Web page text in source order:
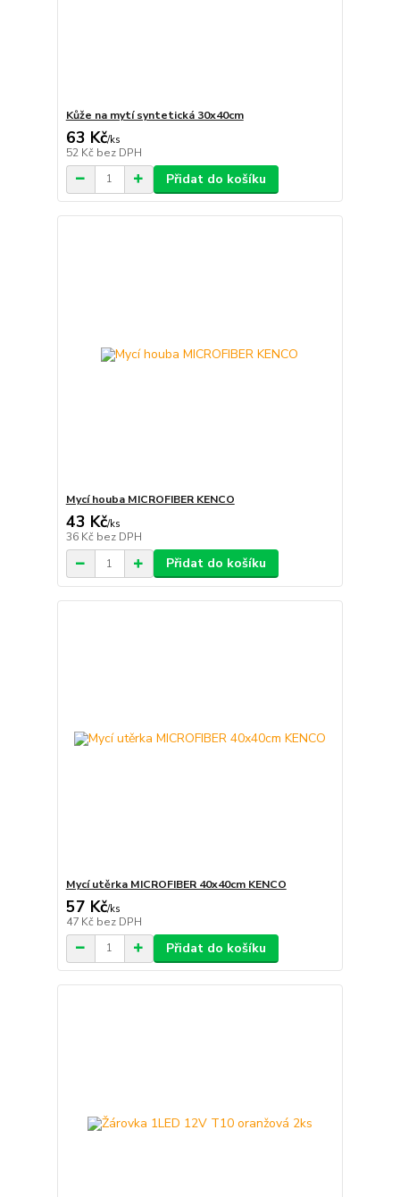
Kůže na mytí syntetická 30x40cm
63 Kč/ks
52 Kč bez DPH
Přidat do košíku
Mycí houba MICROFIBER KENCO
43 Kč/ks
36 Kč bez DPH
Přidat do košíku
Mycí utěrka MICROFIBER 40x40cm KENCO
57 Kč/ks
47 Kč bez DPH
Přidat do košíku